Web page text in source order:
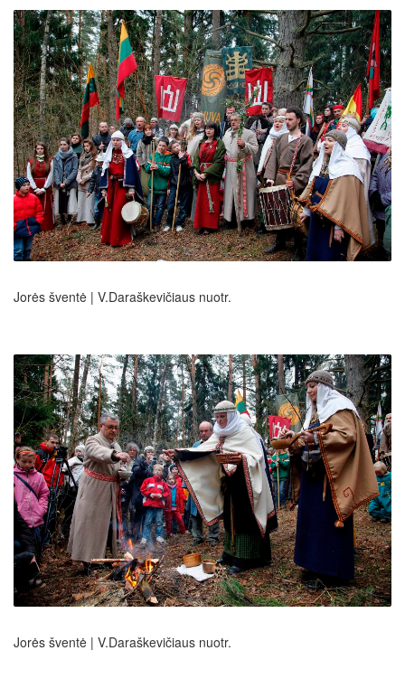
Jorės šventė | V.Daraškevičiaus nuotr.
Jorės šventė | V.Daraškevičiaus nuotr.